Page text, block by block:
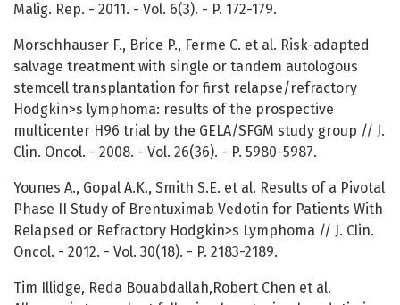
Malig. Rep. - 2011. - Vol. 6(3). - P. 172-179.
Morschhauser F., Brice P., Ferme C. et al. Risk-adapted
salvage treatment with single or tandem autologous
stemcell transplantation for first relapse/refractory
Hodgkin>s lymphoma: results of the prospective
multicenter H96 trial by the GELA/SFGM study group // J.
Clin. Oncol. - 2008. - Vol. 26(36). - P. 5980-5987.
Younes A., Gopal A.K., Smith S.E. et al. Results of a Pivotal
Phase II Study of Brentuximab Vedotin for Patients With
Relapsed or Refractory Hodgkin>s Lymphoma // J. Clin.
Oncol. - 2012. - Vol. 30(18). - P. 2183-2189.
Tim Illidge, Reda Bouabdallah,Robert Chen et al.